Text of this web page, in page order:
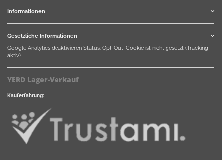
Informationen
Gesetzliche Informationen
Google Analytics deaktivieren Status: Opt-Out-Cookie ist nicht gesetzt (Tracking
aktiv)
YERD Lager-Verkauf
Kauferfahrung: